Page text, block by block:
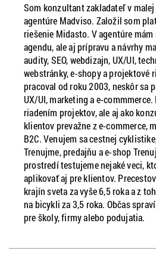
Som konzultant zakladateľ v
agentúre Madviso. Založil som
riešenie Midasto. V agentúre
agendu, ale aj prípravu a návrhy
audity, SEO, webdizajn, UX/UI,
webstránky, e-shopy a projektové
pracoval od roku 2003, neskôr sa
UX/UI, marketing a e-
riadením projektov, ale aj ako
klientov prevažne z e-commerce,
B2C. Venujem sa cestnej
Trenujme, predajňu a e-shop
prostredí testujeme nejaké veci,
aplikovať aj pre klientov.
krajín sveta za vyše 6,5 roka a z
na bicykli za 3,5 roka. Občas
pre školy, firmy alebo podujatia.